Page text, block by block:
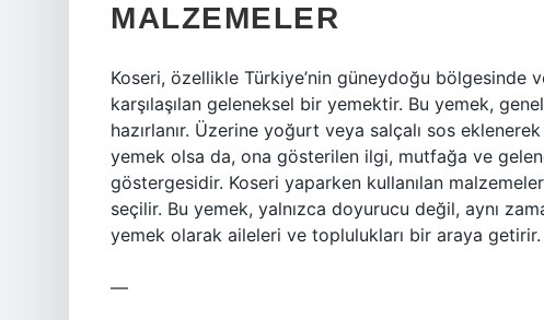
MALZEMELER
Koseri, özellikle Türkiye’nin güneydoğu bölgesinde
karşılaşılan geleneksel bir yemektir. Bu yemek,
hazırlanır. Üzerine yoğurt veya salçalı sos
yemek olsa da, ona gösterilen ilgi, mutfağa ve
göstergesidir. Koseri yaparken kullanılan
seçilir. Bu yemek, yalnızca doyurucu değil, aynı
yemek olarak aileleri ve toplulukları bir araya getirir.
—